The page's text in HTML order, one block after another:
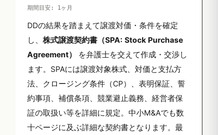
期間目安: 1ヶ月
DDの結果を踏まえて譲渡対価・条件を確定
し、 株式譲渡契約書（SPA: Stock Purchase
Agreement）
を弁護士を交えて作成・交渉し
ます。SPAには譲渡対象株式、対価と支払方
法、クロージング条件（CP）、表明保証、誓
約事項、補償条項、競業避止義務、経営者保
証の取扱い等を詳細に規定。中小M&Aでも数
十ページに及ぶ詳細な契約書となります。最